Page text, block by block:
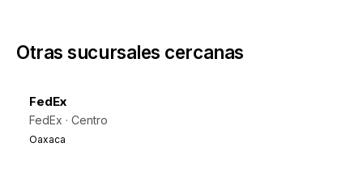
Otras sucursales cercanas
FedEx
FedEx · Centro
Oaxaca